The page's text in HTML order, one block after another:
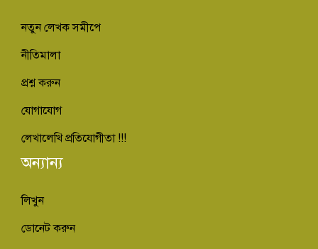
নতুন লেখক সমীপে
নীতিমালা
প্রশ্ন করুন
যোগাযোগ
লেখালেখি প্রতিযোগীতা !!!
অন্যান্য
লিখুন
ডোনেট করুন